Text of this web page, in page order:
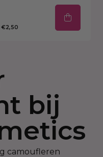
€2,50
bij
camoufleren